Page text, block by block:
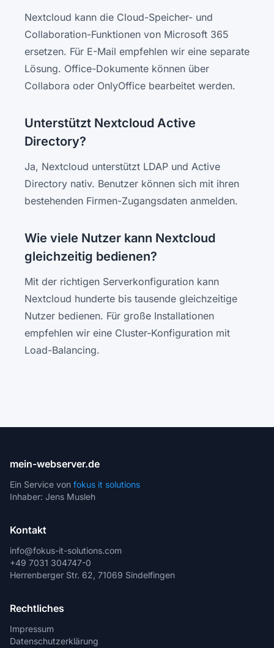
Nextcloud kann die Cloud-Speicher- und
Collaboration-Funktionen von Microsoft 365
ersetzen. Für E-Mail empfehlen wir eine separate
Lösung. Office-Dokumente können über
Collabora oder OnlyOffice bearbeitet werden.
Unterstützt Nextcloud Active
Directory?
Ja, Nextcloud unterstützt LDAP und Active
Directory nativ. Benutzer können sich mit ihren
bestehenden Firmen-Zugangsdaten anmelden.
Wie viele Nutzer kann Nextcloud
gleichzeitig bedienen?
Mit der richtigen Serverkonfiguration kann
Nextcloud hunderte bis tausende gleichzeitige
Nutzer bedienen. Für große Installationen
empfehlen wir eine Cluster-Konfiguration mit
Load-Balancing.
mein-webserver.de
Ein Service von fokus it solutions
Inhaber: Jens Musleh
Kontakt
info@fokus-it-solutions.com
+49 7031 304747-0
Herrenberger Str. 62, 71069 Sindelfingen
Rechtliches
Impressum
Datenschutzerklärung